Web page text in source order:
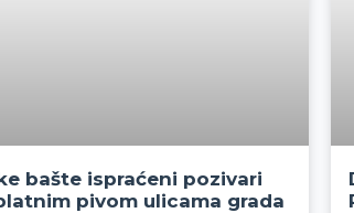
bašte ispraćeni pozivari
pivom ulicama grada